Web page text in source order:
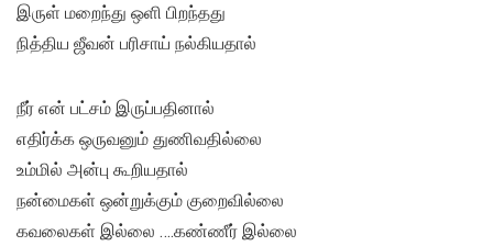
இருள் மறைந்து ஒளி பிறந்தது
நித்திய ஜீவன் பரிசாய் நல்கியதால்
நீர் என் பட்சம் இருப்பதினால்
எதிர்க்க ஒருவனும் துணிவதில்லை
உம்மில் அன்பு கூறியதால்
நன்மைகள் ஒன்றுக்கும் குறைவில்லை
கவலைகள் இல்லை ….கண்ணீர் இல்லை